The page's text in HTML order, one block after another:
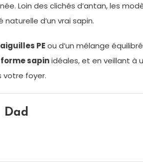
Loin des clichés d’antan, les
d’un vrai sapin.
aiguilles PEou d’un mélange
forme sapinidéales, et en veillant à
votre foyer.
Dad